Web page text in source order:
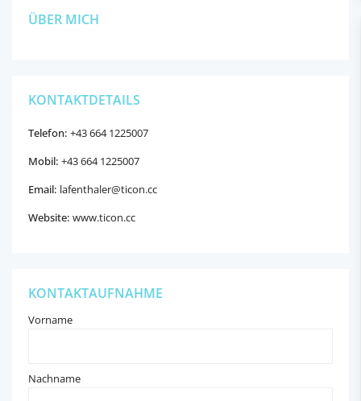
ÜBER MICH
KONTAKTDETAILS
Telefon: +43 664 1225007
Mobil: +43 664 1225007
Email: lafenthaler@ticon.cc
Website: www.ticon.cc
KONTAKTAUFNAHME
Vorname
Nachname